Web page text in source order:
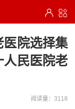
医院选择集
民医院老
阅读量：3118